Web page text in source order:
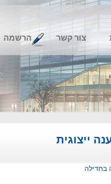
צור קשר הרשמה
ייצוגית
בחדילה